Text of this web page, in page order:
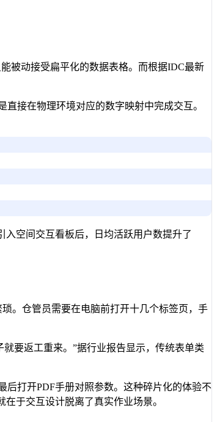
被动接受扁平化的数据表格。而根据IDC最新
接在物理环境对应的数字映射中完成交互。
空间交互看板后，日均活跃用户数提升了
。仓管员需要在电脑前打开十几个标签页，手
要返工重来。”据行业报告显示，传统表单类
后打开PDF手册对照参数。这种碎片化的体验不
于交互设计脱离了真实作业场景。